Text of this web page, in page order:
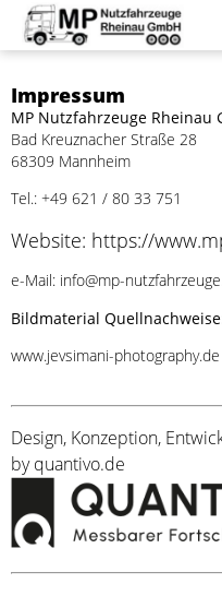
Impressum
MP Nutzfahrzeuge Rheinau
Bad Kreuznacher Straße 28
68309 Mannheim
Tel.: +49 621 / 80 33 751
Website: https://
e-Mail: info@mp-
Bildmaterial
www.jevsimani-photography.de
Design, Konzeption,
byquantivo.de